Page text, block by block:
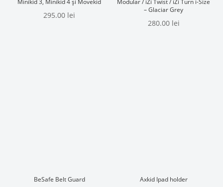
295.00 lei
– Glaciar Grey
280.00 lei
BeSafe Belt Guard Axkid Ipad holder